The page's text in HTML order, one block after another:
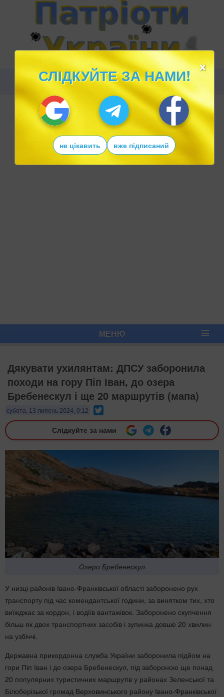
МЕНЮ
Дякувати ухилянтам: ДПСУ заборонила
походи на гору Піп Іван, до озера
Бребенескул і ще 20 маршрутів (мапа)
субота, 13 липень 2024, 0:12
Слідкуйте за нами
Озеро Бребенескул
У низці районів Івано-Франківської області заборонено рух
транспорту під час комендантської години, за винятком тих, хто
виїжджає за кордон, і водіїв вантажівок. Заборонено скупчення
більш як двох транспортних засобів і зупинка довше 20 хвилин
на узбіччі.
Державна прикордонна служба України заборонила підйом на
гори Піп Іван і до озера Бребенескул, під забороною ще понад
20 популярних туристичних маршрутів у районах Зеленської та
Білоберізької громад Верховинського району Івано-Франківської
×
СЛІДКУЙТЕ ЗА НАМИ!
не цікавить вже підписаний